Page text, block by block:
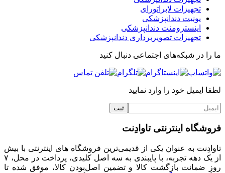
تجهیزات لابراتورای
یونیت دندانپزشکی
اینسترومنت دندانپزشکی
تجهیزات تصویربرداری دندانپزشکی
ما را در شبکه‌های اجتماعی دنبال کنید
لطفا ایمیل خود را وارد نمایید
فروشگاه اینترنتی تاوادِنت
تاوادِنت به عنوان یکی از قدیمی‌ترین فروشگاه های اینترنتی با بیش
از یک دهه تجربه، با پایبندی به سه اصل کلیدی، پرداخت در محل، ۷
روز ضمانت بازگشت کالا و تضمین اصل‌بودن کالا، موفق شده تا